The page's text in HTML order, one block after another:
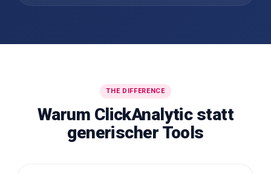
THE DIFFERENCE
Warum ClickAnalytic statt
generischer Tools